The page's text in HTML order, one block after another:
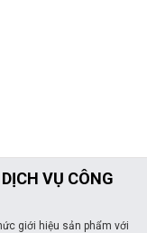
VỤ CÔNG
giới hiệu sản phẩm với